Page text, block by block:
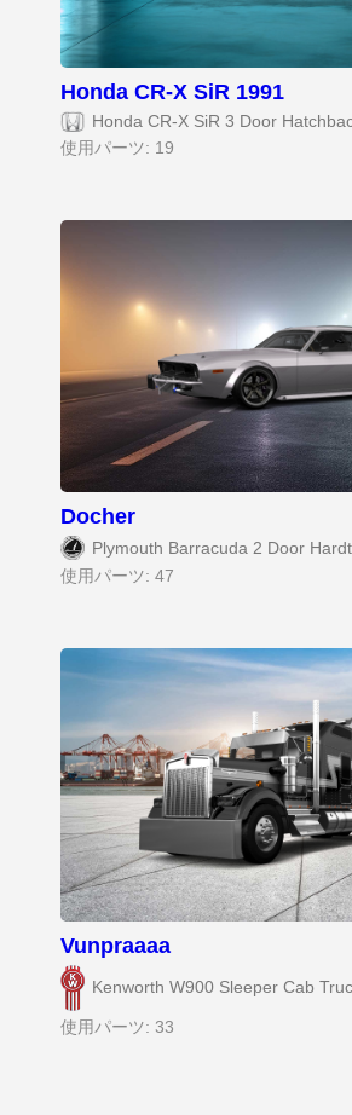
Honda CR-X SiR 1991
Honda CR-X SiR 3 Door
使用パーツ: 19
Docher
Plymouth Barracuda 2 Door
使用パーツ: 47
Vunpraaaa
Kenworth W900 Sleeper Cab
使用パーツ: 33